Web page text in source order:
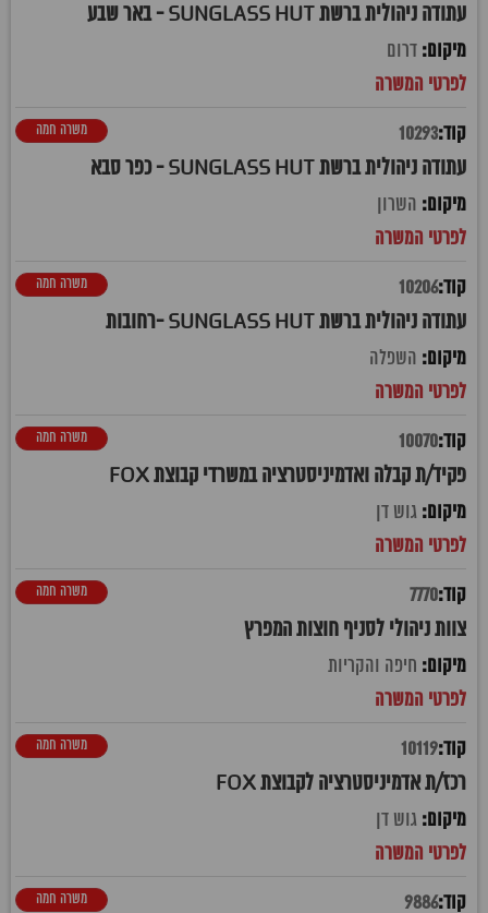
עתודה ניהולית ברשת SUNGLASS HUT - באר שבע
דרום
10293
עתודה ניהולית ברשת SUNGLASS HUT - כפר סבא
משרה חמה
השרון
10206
עתודה ניהולית ברשת SUNGLASS HUT -רחובות
משרה חמה
השפלה
10070
פקיד/ת קבלה ואדמיניסטרציה במשרדי קבוצת FOX
משרה חמה
גוש דן
7770
צוות ניהולי לסניף חוצות המפרץ
משרה חמה
חיפה והקריות
10119
רכז/ת אדמיניסטרציה לקבוצת FOX
משרה חמה
גוש דן
9886 משרה חמה